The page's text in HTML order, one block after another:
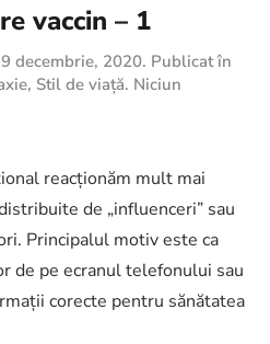
vaccin – 1
decembrie, 2020. Publicat în
, Stil de viață. Niciun
reacționăm mult mai
de „influenceri” sau
Principalul motiv este ca
de pe ecranul telefonului sau
corecte pentru sănătatea